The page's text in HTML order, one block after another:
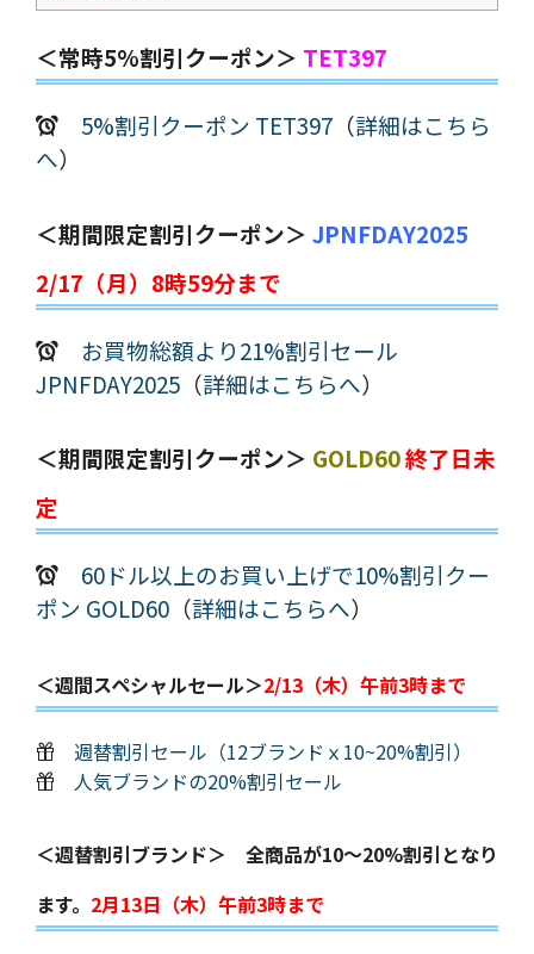
＜常時5%割引クーポン＞ TET397
5%割引クーポン TET397 （詳細はこちら
へ）
＜期間限定割引クーポン＞ JPNFDAY2025
2/17（月）8時59分まで
お買物総額より21%割引セール
JPNFDAY2025 （詳細はこちらへ）
＜期間限定割引クーポン＞ GOLD60終了日未
定
60ドル以上のお買い上げで10%割引クー
ポン GOLD60 （詳細はこちらへ）
＜週間スペシャルセール＞2/13（木）午前3時まで
週替割引セール（12ブランドｘ10~20%割引）
人気ブランドの20%割引セール
＜週替割引ブランド＞ 全商品が10～20%割引となり
ます。 2月13日（木）午前3時まで